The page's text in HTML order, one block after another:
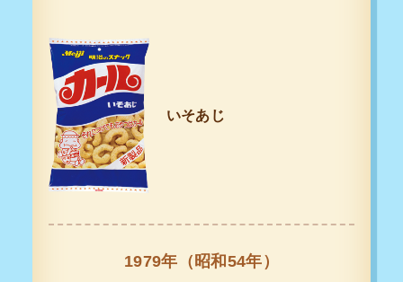
いそあじ
1979年（昭和54年）